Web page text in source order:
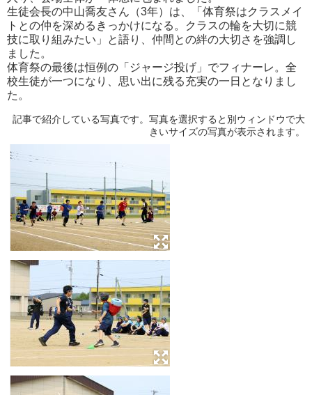
生徒会長の中山喬友さん（3年）は、「体育祭はクラスメイ
トとの仲を深めるきっかけになる。クラスの輪を大切に競
技に取り組みたい」と語り、仲間との絆の大切さを強調し
ました。
体育祭の最後は恒例の「ジャージ投げ」でフィナーレ。全
校生徒が一つになり、思い出に残る充実の一日となりまし
た。
記事で紹介している写真です。写真を選択すると別ウィンドウで大
きいサイズの写真が表示されます。